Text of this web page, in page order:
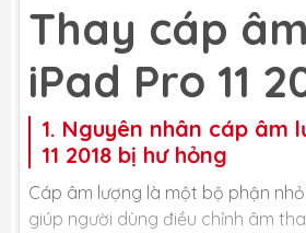
Thay cáp
iPad Pro 11
1. Nguyên nhân cáp âm
11 2018 bị hư hỏng
Cáp âm lượng là một bộ phận
giúp người dùng điều chỉnh âm